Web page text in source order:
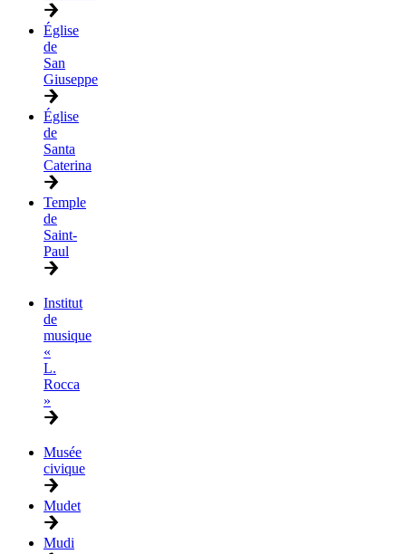
Église
de
San
Giuseppe
Église
de
Santa
Caterina
Temple
de
Saint-
Paul
Institut
de
musique
«
L.
Rocca
»
Musée
civique
Mudet
Mudi